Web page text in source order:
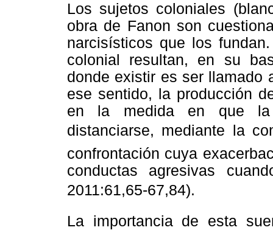
Los sujetos coloniales
obra de Fanon son
narcisísticos que los
colonial resultan, en su
donde existir es ser llamado
ese sentido, la producción
en la medida en que la
distanciarse, mediante la
confrontación cuya
conductas agresivas
2011:61,65-67,84).
La importancia de esta